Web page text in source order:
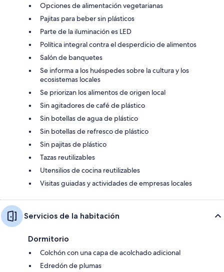
Opciones de alimentación vegetarianas
Pajitas para beber sin plásticos
Parte de la iluminación es LED
Política integral contra el desperdicio de alimentos
Salón de banquetes
Se informa a los huéspedes sobre la cultura y los
ecosistemas locales
Se priorizan los alimentos de origen local
Sin agitadores de café de plástico
Sin botellas de agua de plástico
Sin botellas de refresco de plástico
Sin pajitas de plástico
Tazas reutilizables
Utensilios de cocina reutilizables
Visitas guiadas y actividades de empresas locales
Servicios de la habitación
Dormitorio
Colchón con una capa de acolchado adicional
Edredón de plumas